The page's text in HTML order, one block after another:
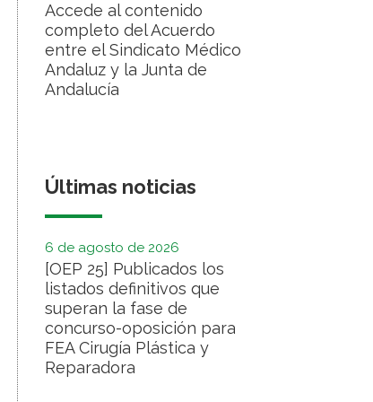
Accede al contenido
completo del Acuerdo
entre el Sindicato Médico
Andaluz y la Junta de
Andalucía
Últimas noticias
6 de agosto de 2026
[OEP 25] Publicados los
listados definitivos que
superan la fase de
concurso-oposición para
FEA Cirugía Plástica y
Reparadora